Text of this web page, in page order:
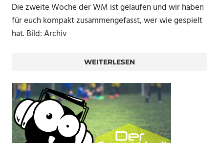
Die zweite Woche der WM ist gelaufen und wir haben
für euch kompakt zusammengefasst, wer wie gespielt
hat. Bild: Archiv
WEITERLESEN